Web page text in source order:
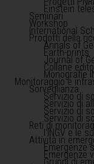
Einstein
Seminari
Workshop
International
Prodotti della
Annals of
Earth-prints
Journal of
Collane
Monografie
Monitoraggio e
Sorveglianza
Servizio di
Servizio di
Servizio di
Servizio di
Reti di
l'INGV e le
Attività in
Emergenze
Emergenze
Gruppi di